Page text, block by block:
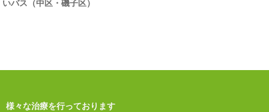
いバス（中区・磯子区）
様々な治療を行っております